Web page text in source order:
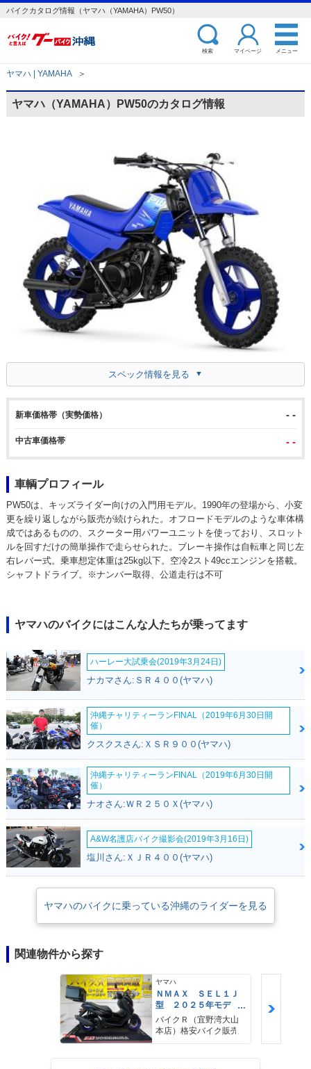
バイクカタログ情報（ヤマハ（YAMAHA）PW50）
検索 マイページ メニュー
ヤマハ | YAMAHA ＞
ヤマハ（YAMAHA）PW50のカタログ情報
スペック情報を見る
新車価格帯（実勢価格） - -
中古車価格帯 - -
車輌プロフィール
PW50は、キッズライダー向けの入門用モデル。1990年の登場から、小変
更を繰り返しながら販売が続けられた。オフロードモデルのような車体構
成ではあるものの、スクーター用パワーユニットを使っており、スロット
ルを回すだけの簡単操作で走らせられた。ブレーキ操作は自転車と同じ左
右レバー式。乗車想定体重は25kg以下。空冷2スト49ccエンジンを搭載。
シャフトドライブ。※ナンバー取得、公道走行は不可
ヤマハのバイクにはこんな人たちが乗ってます
ハーレー大試乗会(2019年3月24日)
ナカマさん:ＳＲ４００(ヤマハ)
沖縄チャリティーランFINAL（2019年6月30日開
催）
クスクスさん:ＸＳＲ９００(ヤマハ)
沖縄チャリティーランFINAL（2019年6月30日開
催）
ナオさん:ＷＲ２５０Ｘ(ヤマハ)
A&W名護店バイク撮影会(2019年3月16日)
塩川さん:ＸＪＲ４００(ヤマハ)
ヤマハのバイクに乗っている沖縄のライダーを見る
関連物件から探す
ヤマハ
ＮＭＡＸ ＳＥＬ１Ｊ
型 ２０２５年モデ
ル ＡＢＳ キーレ
ス リアキャリア リ
アＢＯＸ
バイクＲ（宜野湾大山
本店）格安バイク販売